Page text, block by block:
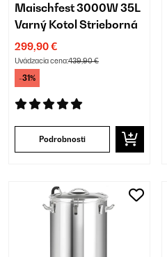
Maischfest 3000W 35L
Varný Kotol Strieborná
299,90 €
Uvádzacia cena:439,90 €
-31%
Podrobnosti